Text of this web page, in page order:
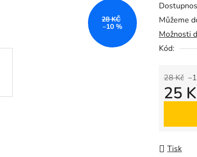
je
0,0
z
5
Můžeme
Možnosti
Kód:
28 Kč
25
Tisk
28 KČ
–10 %